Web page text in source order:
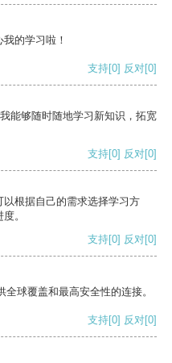
的学习啦！
支持[0] 反对[0]
能够随时随地学习新知识，拓宽
支持[0] 反对[0]
根据自己的需求选择学习方
。
支持[0] 反对[0]
球覆盖和最高安全性的连接。
支持[0] 反对[0]